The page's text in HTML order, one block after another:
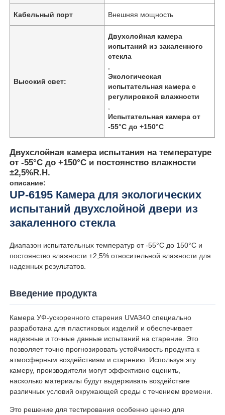
Продукция
О Компании
Наша фабрика
контроль качества
контактные данные
Кабельный порт Внешняя мощность
Высокий свет:
Двухслойная камера
испытаний из закаленного
стекла
Экологическая
испытательная камера с
регулировкой влажности
Испытательная камера от
-55°C до +150°C
Двухслойная камера испытания на температуре
от -55°C до +150°C и постоянство влажности
±2,5%R.H.
описание:
UP-6195 Камера для экологических
испытаний двухслойной двери из
закаленного стекла
Диапазон испытательных температур от -55°C до 150°C и
постоянство влажности ±2,5% относительной влажности для
надежных результатов.
Введение продукта
Камера УФ-ускоренного старения UVA340 специально
разработана для пластиковых изделий и обеспечивает
надежные и точные данные испытаний на старение. Это
позволяет точно прогнозировать устойчивость продукта к
атмосферным воздействиям и старению. Используя эту
камеру, производители могут эффективно оценить,
насколько материалы будут выдерживать воздействие
различных условий окружающей среды с течением времени.
Это решение для тестирования особенно ценно для